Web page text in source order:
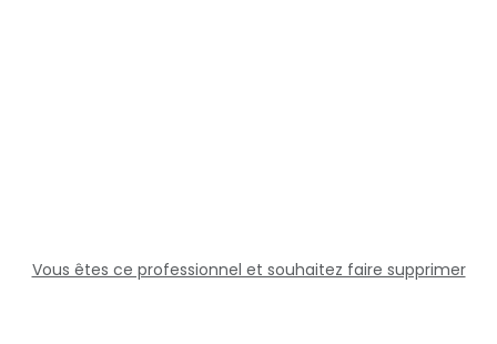
Vous êtes ce professionnel et souhaitez faire supprimer